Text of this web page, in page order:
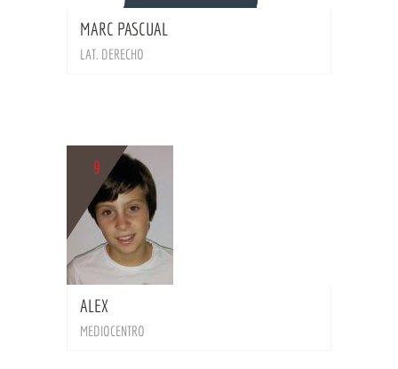
MARC PASCUAL
LAT. DERECHO
9
ALEX
MEDIOCENTRO